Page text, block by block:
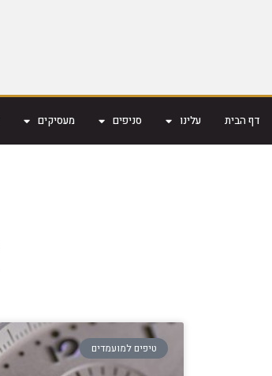
דף הבית עלינו סניפים מעסיקים
טיפים למועמדים